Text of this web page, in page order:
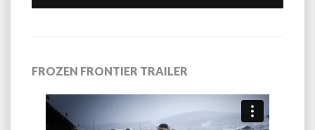
FROZEN FRONTIER TRAILER